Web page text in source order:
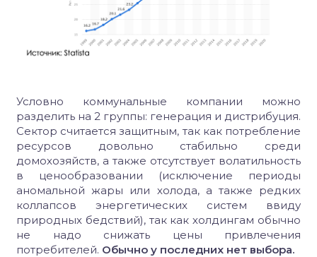
Условно коммунальные компании можно
разделить на 2 группы: генерация и дистрибуция.
Сектор считается защитным, так как потребление
ресурсов довольно стабильно среди
домохозяйств, а также отсутствует волатильность
в ценообразовании (исключение периоды
аномальной жары или холода, а также редких
коллапсов энергетических систем ввиду
природных бедствий), так как холдингам обычно
не надо снижать цены привлечения
потребителей. Обычно у последних нет выбора.